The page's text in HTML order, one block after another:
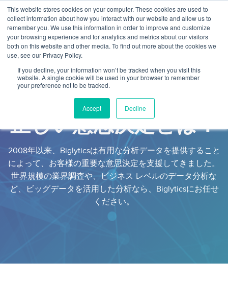
This website stores cookies on your computer. These cookies are used to
collect information about how you interact with our website and allow us to
remember you. We use this information in order to improve and customize
your browsing experience and for analytics and metrics about our visitors
both on this website and other media. To find out more about the cookies we
use, see our Privacy Policy.
If you decline, your information won’t be tracked when you visit this
website. A single cookie will be used in your browser to remember
your preference not to be tracked.
Accept Decline
変化の絶えない昨今のビジネス環境。成功の
鍵は「データに基づいた意思決定」です。
正しい意思決定とは？
2008年以来、Biglyticsは有用な分析データを提供すること
によって、お客様の重要な意思決定を支援してきました。
世界規模の業界調査や、ビジネス レベルのデータ分析な
ど、ビッグデータを活用した分析なら、Biglyticsにお任せ
ください。